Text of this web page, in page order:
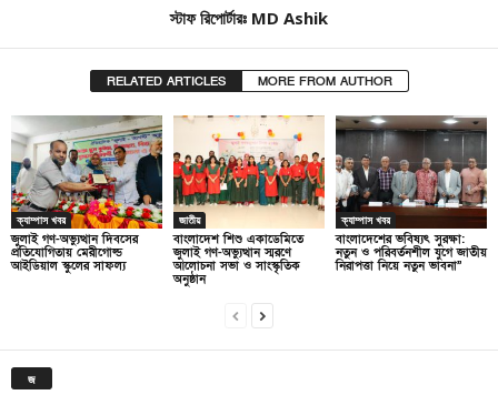
স্টাফ রিপোর্টারঃ MD Ashik
RELATED ARTICLES MORE FROM AUTHOR
ক্যাম্পাস খবর
জুলাই গণ-অভ্যুত্থান দিবসের
প্রতিযোগিতায় মেরীগোল্ড
আইডিয়াল স্কুলের সাফল্য
জাতীয়
বাংলাদেশ শিশু একাডেমিতে
জুলাই গণ-অভ্যুত্থান স্মরণে
আলোচনা সভা ও সাংস্কৃতিক
অনুষ্ঠান
ক্যাম্পাস খবর
বাংলাদেশের ভবিষ্যৎ সুরক্ষা:
নতুন ও পরিবর্তনশীল যুগে জাতীয়
নিরাপত্তা নিয়ে নতুন ভাবনা”
জ